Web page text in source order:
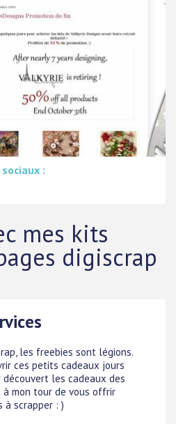
:
mes kits
digiscrap
les freebies sont légions.
ces petits cadeaux jours
les cadeaux des
à mon tour de vous offrir
à scrapper : )